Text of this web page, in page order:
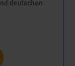
deutschen